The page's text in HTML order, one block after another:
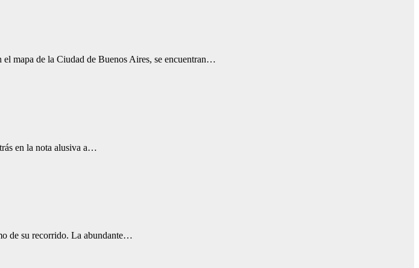
de la Ciudad de Buenos Aires, se encuentran…
en la nota alusiva a…
de su recorrido. La abundante…